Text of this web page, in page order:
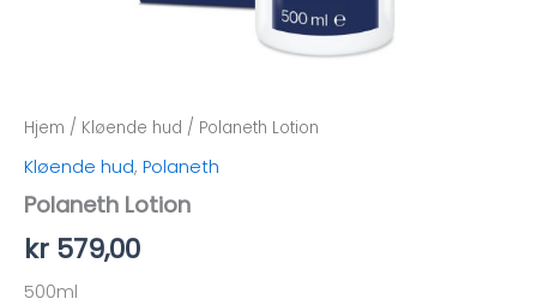
Hjem / Kløende hud / Polaneth Lotion
Kløende hud, Polaneth
Polaneth Lotion
kr 579,00
500ml